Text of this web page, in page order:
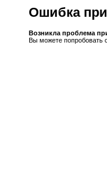
Ошибка
Возникла проблема
Вы можете попробовать